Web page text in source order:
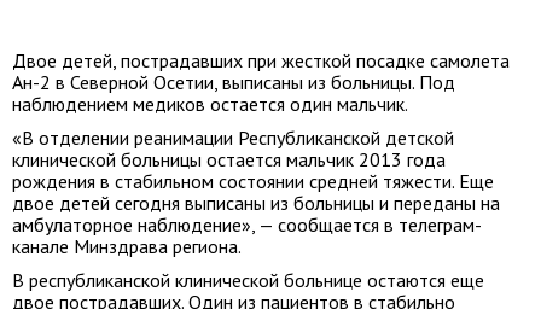
Двое детей, пострадавших при жесткой посадке самолета
Ан-2 в Северной Осетии, выписаны из больницы. Под
наблюдением медиков остается один мальчик.
«В отделении реанимации Республиканской детской
клинической больницы остается мальчик 2013 года
рождения в стабильном состоянии средней тяжести. Еще
двое детей сегодня выписаны из больницы и переданы на
амбулаторное наблюдение», — сообщается в телеграм-
канале Минздрава региона.
В республиканской клинической больнице остаются еще
двое пострадавших. Один из пациентов в стабильно